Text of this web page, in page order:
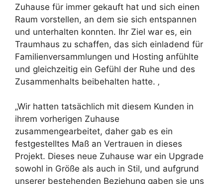
Zuhause für immer gekauft hat und sich einen
Raum vorstellen, an dem sie sich entspannen
und unterhalten konnten. Ihr Ziel war es, ein
Traumhaus zu schaffen, das sich einladend für
Familienversammlungen und Hosting anfühlte
und gleichzeitig ein Gefühl der Ruhe und des
Zusammenhalts beibehalten hatte. ‚
„Wir hatten tatsächlich mit diesem Kunden in
ihrem vorherigen Zuhause
zusammengearbeitet, daher gab es ein
festgestelltes Maß an Vertrauen in dieses
Projekt. Dieses neue Zuhause war ein Upgrade
sowohl in Größe als auch in Stil, und aufgrund
unserer bestehenden Beziehung gaben sie uns